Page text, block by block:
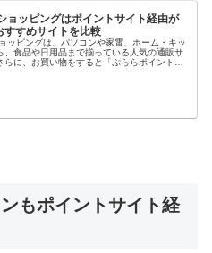
ョッピングはポイントサイト経由が
すすめサイトを比較
ッピングは、パソコンや家電、ホーム・キッ
、食品や日用品まで揃っている人気の通販サ
らに、お買い物をすると「ぷららポイント」
もポイントサイト経